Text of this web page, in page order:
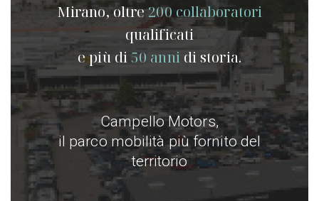
Mirano, oltre200 collaboratori
qualificati
e più di 50 annidi storia.
Campello Motors,
il parco mobilità più fornito del
territorio